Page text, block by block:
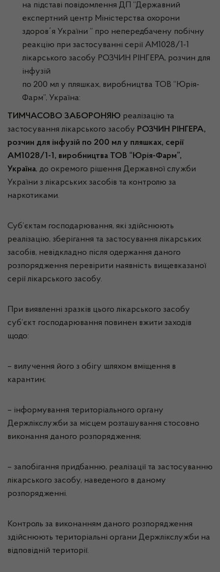
на підставі повідомлення ДП “Державний
експертний центр Міністерства охорони
здоров΄я України ” про непередбачену побічну
реакцію при застосуванні серії АМ1028/1-1
лікарського засобу РОЗЧИН РІНГЕРА, розчин для
інфузій
по 200 мл у пляшках, виробництва ТОВ “Юрія-
Фарм”, Україна:
ТИМЧАСОВО ЗАБОРОНЯЮ реалізацію та
застосування лікарського засобу РОЗЧИН РІНГЕРА,
розчин для інфузій по 200 мл у пляшках, серії
АМ1028/1-1, виробництва ТОВ “Юрія-Фарм”,
Україна, до окремого рішення Державної служби
України з лікарських засобів та контролю за
наркотиками.
Суб’єктам господарювання, які здійснюють
реалізацію, зберігання та застосування лікарських
засобів, невідкладно після одержання даного
розпорядження перевірити наявність вищевказаної
серії лікарського засобу.
При виявленні зразків цього лікарського засобу
суб’єкт господарювання повинен вжити заходів
щодо:
– вилучення його з обігу шляхом вміщення в
карантин;
– інформування територіального органу
Держлікслужби за місцем розташування стосовно
виконання даного розпорядження;
– запобігання придбанню, реалізації та застосуванню
лікарського засобу, наведеного в даному
розпорядженні.
Контроль за виконанням даного розпорядження
здійснюють територіальні органи Держлікслужби на
відповідній території.